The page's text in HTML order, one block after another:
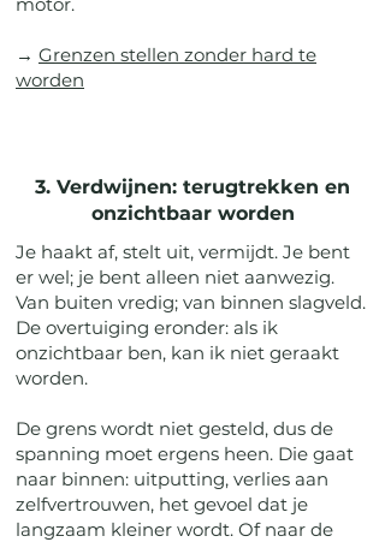
→ Grenzen stellen zonder hard te
worden
3. Verdwijnen: terugtrekken en
onzichtbaar worden
Je haakt af, stelt uit, vermijdt. Je bent
er wel; je bent alleen niet aanwezig.
Van buiten vredig; van binnen slagveld.
De overtuiging eronder: als ik
onzichtbaar ben, kan ik niet geraakt
worden.
De grens wordt niet gesteld, dus de
spanning moet ergens heen. Die gaat
naar binnen: uitputting, verlies aan
zelfvertrouwen, het gevoel dat je
langzaam kleiner wordt. Of naar de